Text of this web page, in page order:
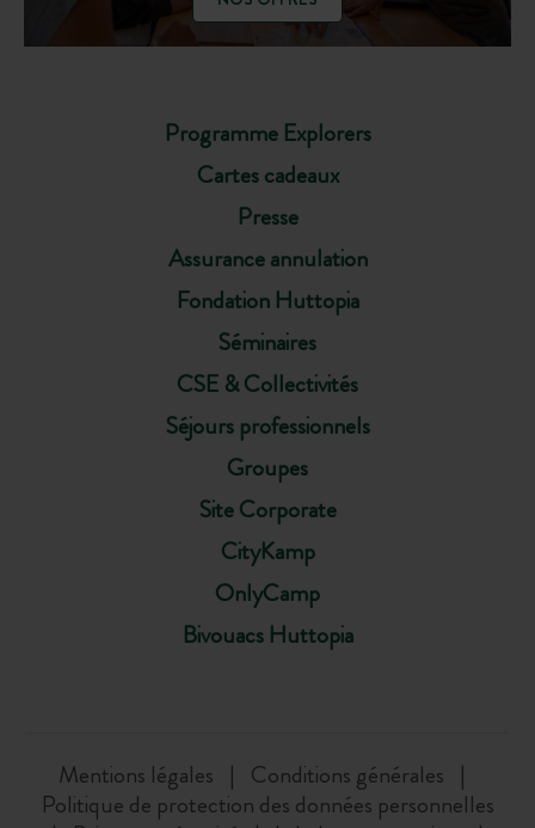
Programme Explorers
Cartes cadeaux
Presse
Assurance annulation
Fondation Huttopia
Séminaires
CSE & Collectivités
Séjours professionnels
Groupes
Site Corporate
CityKamp
OnlyCamp
Bivouacs Huttopia
Mentions légales
Conditions générales
Politique de protection des données personnelles